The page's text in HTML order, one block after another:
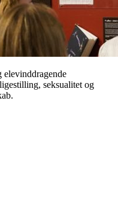
seksualitet og